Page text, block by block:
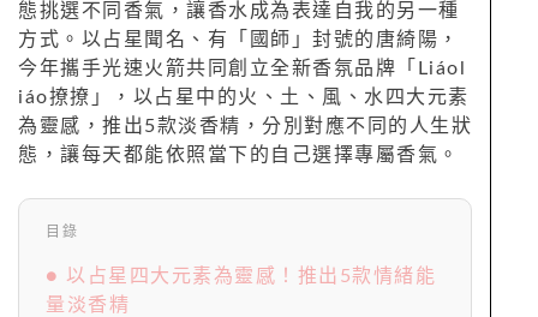
態挑選不同香氣，讓香水成為表達自我的另一種
方式。以占星聞名、有「國師」封號的唐綺陽，
今年攜手光速火箭共同創立全新香氛品牌「Liáol
iáo撩撩」，以占星中的火、土、風、水四大元素
為靈感，推出5款淡香精，分別對應不同的人生狀
態，讓每天都能依照當下的自己選擇專屬香氣。
目錄
● 以占星四大元素為靈感！推出5款情緒能
量淡香精